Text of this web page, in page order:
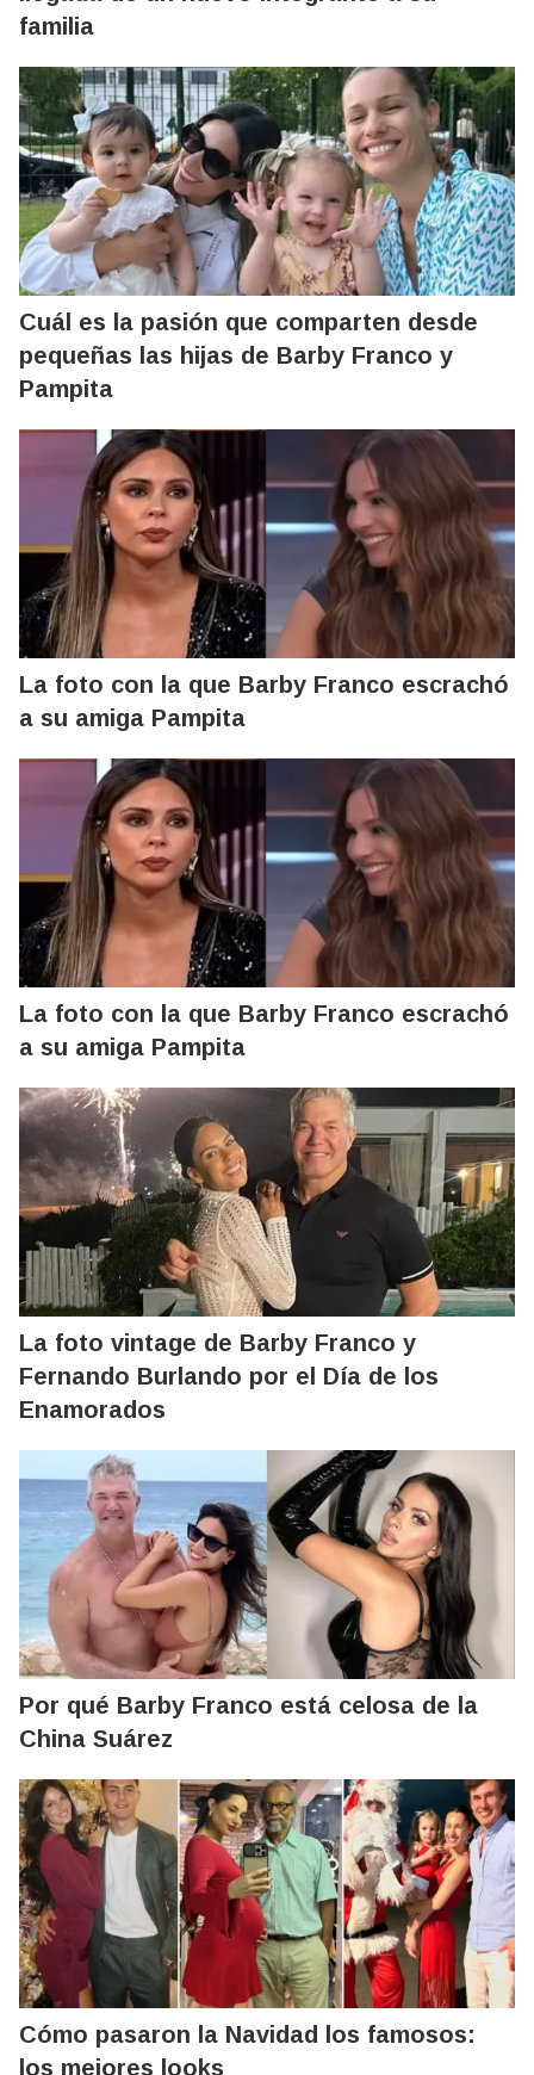
familia
Cuál es la pasión que comparten desde
pequeñas las hijas de Barby Franco y
Pampita
La foto con la que Barby Franco escrachó
a su amiga Pampita
La foto con la que Barby Franco escrachó
a su amiga Pampita
La foto vintage de Barby Franco y
Fernando Burlando por el Día de los
Enamorados
Por qué Barby Franco está celosa de la
China Suárez
Cómo pasaron la Navidad los famosos:
los mejores looks